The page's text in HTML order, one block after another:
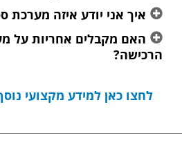
איך אני יודע איזה מערכת
האם מקבלים אחריות על
הרכישה?
לחצו כאן למידע מקצועי